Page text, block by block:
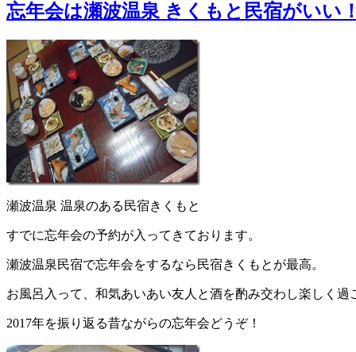
忘年会は瀬波温泉 きくもと民宿がいい！
瀬波温泉 温泉のある民宿きくもと
すでに忘年会の予約が入ってきております。
瀬波温泉民宿で忘年会をするなら民宿きくもとが最高。
お風呂入って、和気あいあい友人と酒を酌み交わし楽しく過
2017年を振り返る昔ながらの忘年会どうぞ！